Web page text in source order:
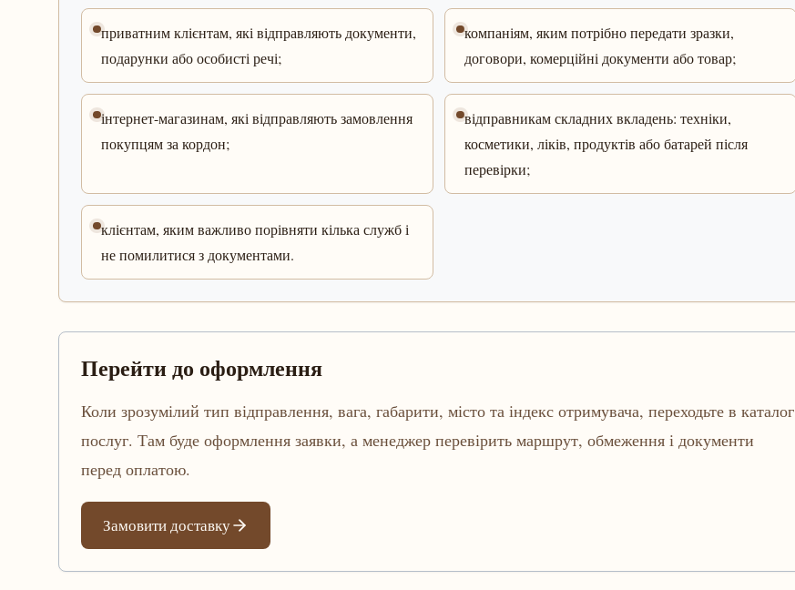
приватним клієнтам, які відправляють документи,
подарунки або особисті речі;
компаніям, яким потрібно передати зразки,
договори, комерційні документи або товар;
інтернет-магазинам, які відправляють замовлення
покупцям за кордон;
відправникам складних вкладень: техніки,
косметики, ліків, продуктів або батарей після
перевірки;
клієнтам, яким важливо порівняти кілька служб і
не помилитися з документами.
Перейти до оформлення
Коли зрозумілий тип відправлення, вага, габарити, місто та індекс отримувача, переходьте в каталог
послуг. Там буде оформлення заявки, а менеджер перевірить маршрут, обмеження і документи
перед оплатою.
Замовити доставку